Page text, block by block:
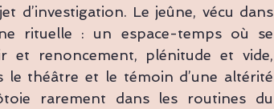
d’investigation. Le jeûne, vécu dans
rituelle : un espace-temps où se
et renoncement, plénitude et vide,
théâtre et le témoin d’une altérité
rarement dans les routines du